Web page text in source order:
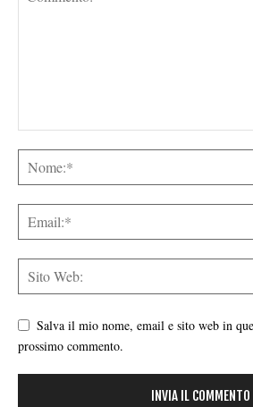
Salva il mio nome, email e sito web in
prossimo commento.